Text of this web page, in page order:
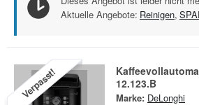
Aktuelle Angebote: Reinigen,
Verpasst!
12.123.B
Marke: DeLonghi